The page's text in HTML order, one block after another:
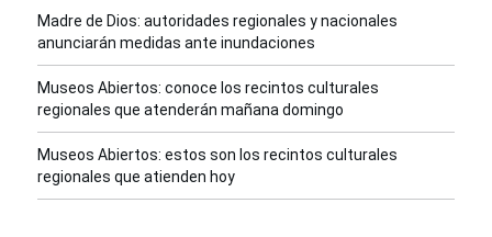
Madre de Dios: autoridades regionales y nacionales
anunciarán medidas ante inundaciones
Museos Abiertos: conoce los recintos culturales
regionales que atenderán mañana domingo
Museos Abiertos: estos son los recintos culturales
regionales que atienden hoy